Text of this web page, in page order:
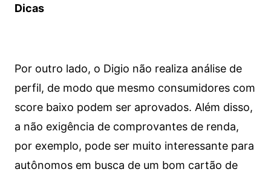
Dicas
Por outro lado, o Digio não realiza análise de
perfil, de modo que mesmo consumidores com
score baixo podem ser aprovados. Além disso,
a não exigência de comprovantes de renda,
por exemplo, pode ser muito interessante para
autônomos em busca de um bom cartão de